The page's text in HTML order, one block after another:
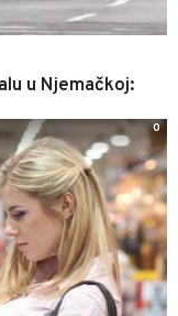
u Njemačkoj:
0